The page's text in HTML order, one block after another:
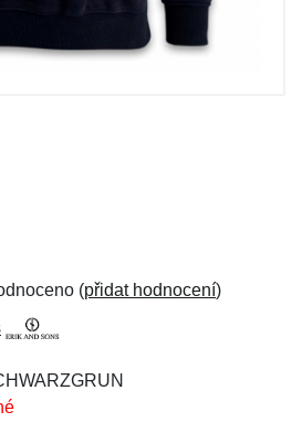
(přidat hodnocení)